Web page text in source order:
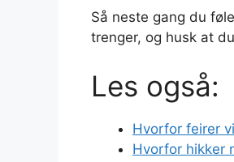
Så neste gang du
trenger, og husk at
Les også:
Hvorfor feirer
Hvorfor hikker